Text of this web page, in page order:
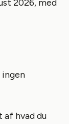
2026, med
hvad du